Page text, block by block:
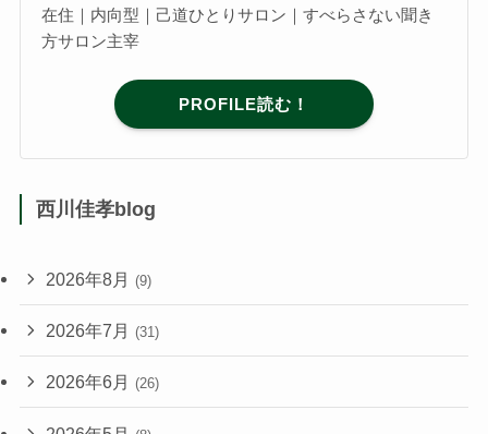
在住｜内向型｜己道ひとりサロン｜すべらさない聞き
方サロン主宰
PROFILE読む！
西川佳孝blog
2026年8月 (9)
2026年7月 (31)
2026年6月 (26)